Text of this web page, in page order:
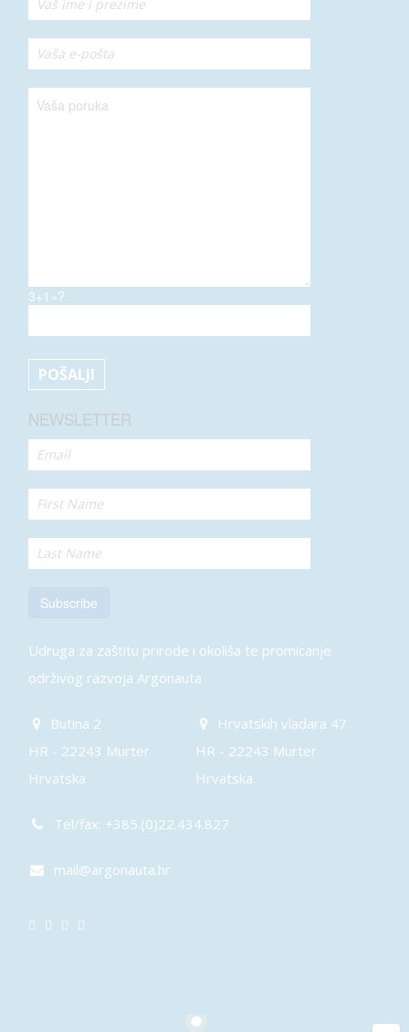
3+1=?
NEWSLETTER
Subscribe
Udruga za zaštitu prirode i okoliša te promicanje
održivog razvoja Argonauta
Butina 2
HR - 22243 Murter
Hrvatska
Hrvatskih vladara 47
HR - 22243 Murter
Hrvatska
Tel/fax: +385.(0)22.434.827
mail@argonauta.hr